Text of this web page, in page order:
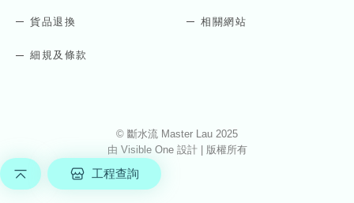
i
貨品退換 相關網站
細規及條款
© 斷水流 Master Lau 2025
由 Visible One 設計 | 版權所有
工程查詢